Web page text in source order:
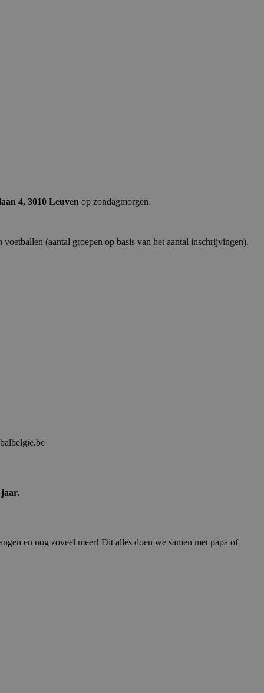
4, 3010 Leuven op zondagmorgen.
(aantal groepen op basis van het aantal inschrijvingen).
jaar.
en nog zoveel meer! Dit alles doen we samen met papa of